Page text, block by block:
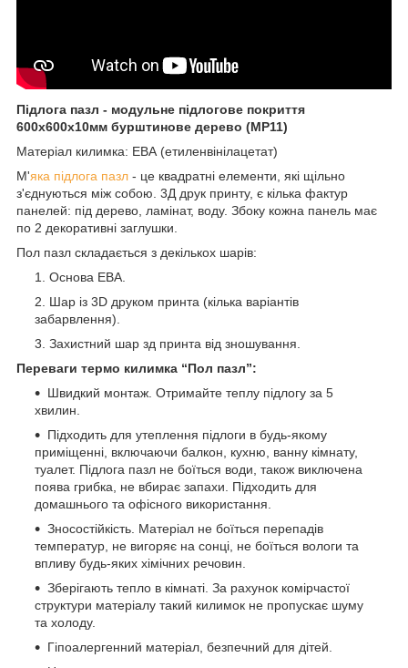
Підлога пазл - модульне підлогове покриття
600x600x10мм бурштинове дерево (МР11)
Матеріал килимка: ЕВА (етиленвінілацетат)
М'яка підлога пазл - це квадратні елементи, які щільно
з'єднуються між собою. 3Д друк принту, є кілька фактур
панелей: під дерево, ламінат, воду. Збоку кожна панель має
по 2 декоративні заглушки.
Пол пазл складається з декількох шарів:
Основа ЕВА.
Шар із 3D друком принта (кілька варіантів
забарвлення).
Захистний шар зд принта від зношування.
Переваги термо килимка “Пол пазл”:
Швидкий монтаж. Отримайте теплу підлогу за 5
хвилин.
Підходить для утеплення підлоги в будь-якому
приміщенні, включаючи балкон, кухню, ванну кімнату,
туалет. Підлога пазл не боїться води, також виключена
поява грибка, не вбирає запахи. Підходить для
домашнього та офісного використання.
Зносостійкість. Матеріал не боїться перепадів
температур, не вигоряє на сонці, не боїться вологи та
впливу будь-яких хімічних речовин.
Зберігають тепло в кімнаті. За рахунок комірчастої
структури матеріалу такий килимок не пропускає шуму
та холоду.
Гіпоалергенний матеріал, безпечний для дітей.